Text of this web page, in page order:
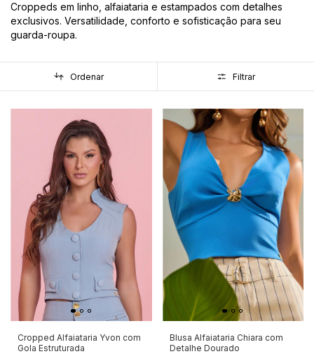
Croppeds em linho, alfaiataria e estampados com detalhes
exclusivos. Versatilidade, conforto e sofisticação para seu
guarda-roupa.
Ordenar Filtrar
Cropped Alfaiataria Yvon com
Gola Estruturada
Blusa Alfaiataria Chiara com
Detalhe Dourado